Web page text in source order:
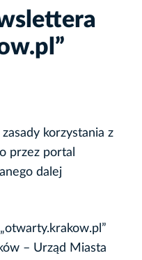
korzystania z
przez portal
dalej
– Urząd Miasta